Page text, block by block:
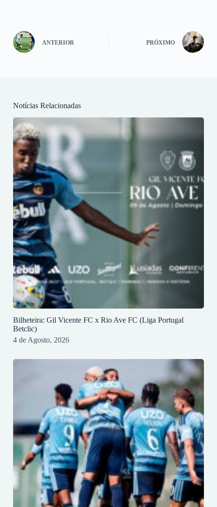
ANTERIOR PRÓXIMO
Notícias Relacionadas
Bilheteira: Gil Vicente FC x Rio Ave FC (Liga Portugal
Betclic)
4 de Agosto, 2026